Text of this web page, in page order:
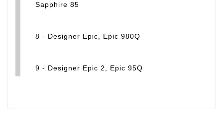
Sapphire 85
8 - Designer Epic, Epic 980Q
9 - Designer Epic 2, Epic 95Q